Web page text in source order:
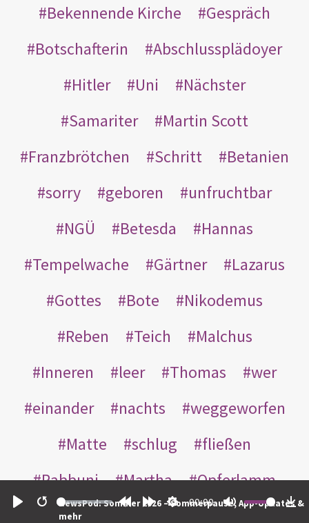
Restart
00:00
NewsPod: Sommer 2026 – Sommerpause, App-Updates &
mehr
Bekennende Kirche
Gespräch
Botschafterin
Abschlussplädoyer
Hitler
Uni
Nächster
Samariter
Martin Scott
Franzbrötchen
Schritt
Betanien
sorry
geboren
unfruchtbar
NGÜ
Betesda
Hannas
Tempelwache
Gärtner
Lazarus
Gottes
Bote
Nikodemus
Reben
Teich
Malchus
Inneren
leer Thomas
wer
einander
nachts
weggeworfen
Matte
schlug
fließen
Rabbuni
Martha
Opferlamm
gewaschen
jüdischen